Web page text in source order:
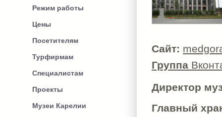
Режим работы
Цены
Посетителям
Турфирмам
Специалистам
Проекты
Музеи Карелии
Сайт:
Группа
Директор
Главный